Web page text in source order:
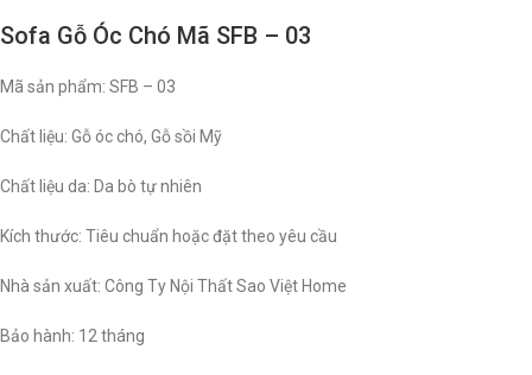
Sofa Gỗ Óc Chó Mã SFB – 03
Mã sản phẩm: SFB – 03
Chất liệu: Gỗ óc chó, Gỗ sồi Mỹ
Chất liệu da: Da bò tự nhiên
Kích thước: Tiêu chuẩn hoặc đặt theo yêu cầu
Nhà sản xuất: Công Ty Nội Thất Sao Việt Home
Bảo hành: 12 tháng